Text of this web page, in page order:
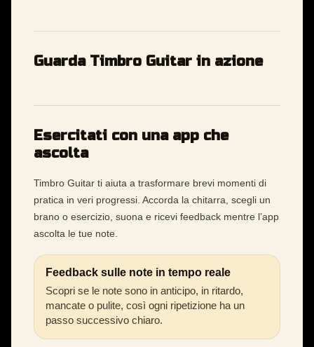
Guarda Timbro Guitar in azione
Esercitati con una app che
ascolta
Timbro Guitar ti aiuta a trasformare brevi momenti di
pratica in veri progressi. Accorda la chitarra, scegli un
brano o esercizio, suona e ricevi feedback mentre l’app
ascolta le tue note.
Feedback sulle note in tempo reale
Scopri se le note sono in anticipo, in ritardo,
mancate o pulite, così ogni ripetizione ha un
passo successivo chiaro.